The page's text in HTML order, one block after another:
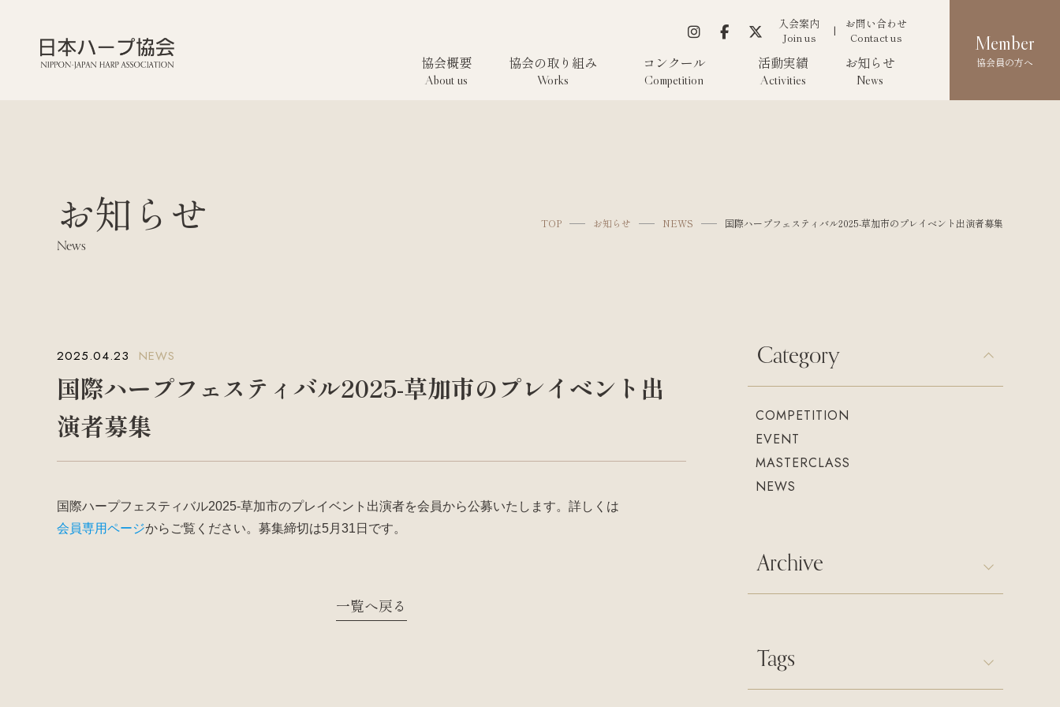
入会案内
Join us
お問い合わせ
Contact us
協会概要
About us
協会の取り組み
Works
コンクール
Competition
活動実績
Activities
お知らせ
News
Member
協会員の方へ
お知らせ
News
TOP お知らせ NEWS 国際ハープフェスティバル2025-草加市のプレイベント出演者募集
2025.04.23 NEWS
国際ハープフェスティバル2025-草加市のプレイベント出
演者募集
国際ハープフェスティバル2025-草加市のプレイベント出演者を会員から公募いたします。詳しくは
会員専用ページからご覧ください。募集締切は5月31日です。
一覧へ戻る
Category
COMPETITION
EVENT
MASTERCLASS
NEWS
Archive
Tags